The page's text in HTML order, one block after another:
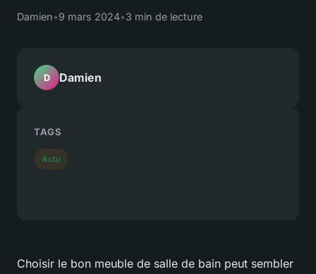
Damien•9 mars 2024•3 min de lecture
Choisir le bon meuble de salle de bain peut sembler
D Damien
TAGS
Actu